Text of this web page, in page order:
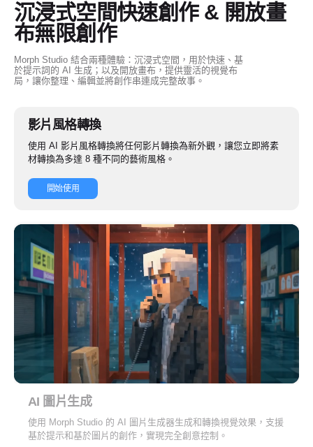
沉浸式空間快速創作 & 開放畫
布無限創作
Morph Studio 結合兩種體驗：沉浸式空間，用於快速、基
於提示詞的 AI 生成；以及開放畫布，提供靈活的視覺布
局，讓你整理、編輯並將創作串連成完整故事。
影片風格轉換
使用 AI 影片風格轉換將任何影片轉換為新外觀，讓您立即將素
材轉換為多達 8 種不同的藝術風格。
開始使用
AI 圖片生成
使用 Morph Studio 的 AI 圖片生成器生成和轉換視覺效果，支援
基於提示和基於圖片的創作，實現完全創意控制。